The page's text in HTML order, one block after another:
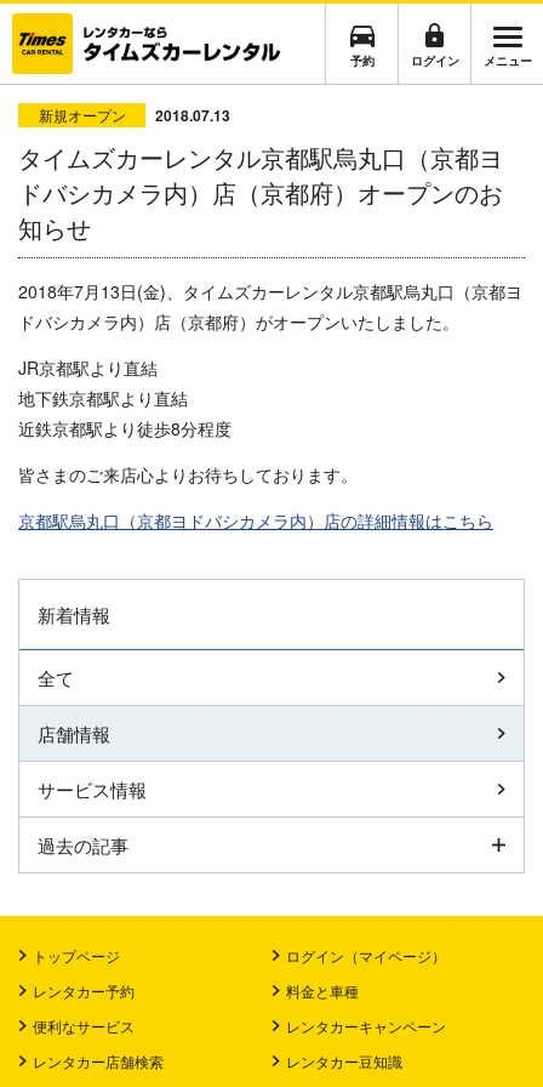
予約 ログイン メニュー
新規オープン 2018.07.13
タイムズカーレンタル京都駅烏丸口（京都ヨ
ドバシカメラ内）店（京都府）オープンのお
知らせ
2018年7月13日(金)、タイムズカーレンタル京都駅烏丸口（京都ヨ
ドバシカメラ内）店（京都府）がオープンいたしました。
JR京都駅より直結
地下鉄京都駅より直結
近鉄京都駅より徒歩8分程度
皆さまのご来店心よりお待ちしております。
京都駅烏丸口（京都ヨドバシカメラ内）店の詳細情報はこちら
新着情報
全て
店舗情報
サービス情報
過去の記事
トップページ
ログイン（マイページ）
レンタカー予約
料金と車種
便利なサービス
レンタカーキャンペーン
レンタカー店舗検索
レンタカー豆知識